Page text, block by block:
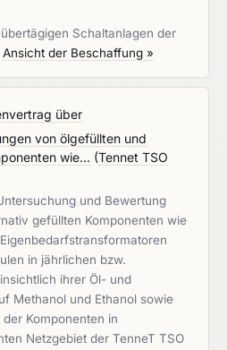
Schaltanlagen der
Ansicht der Beschaffung »
über
von ölgefüllten und
wie... (Tennet TSO
und Bewertung
gefüllten Komponenten wie
in jährlichen bzw.
ihrer Öl- und
Methanol und Ethanol sowie
Komponenten in
Netzgebiet der TenneT TSO